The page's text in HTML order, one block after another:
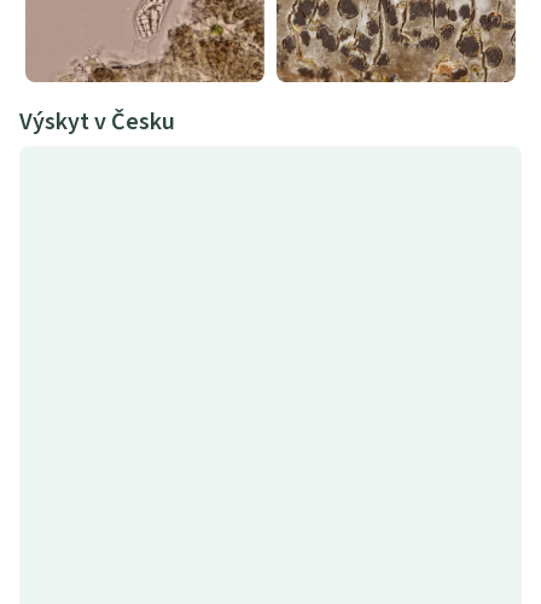
Výskyt v Česku